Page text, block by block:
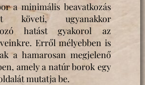
a minimális beavatkozás
követi, ugyanakkor
hatást gyakorol az
Erről mélyebben is
a hamarosan megjelenő
amely a natúr borok egy
mutatja be.